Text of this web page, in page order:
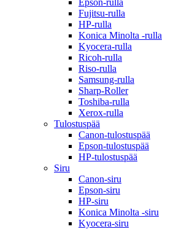
Epson-rulla
Fujitsu-rulla
HP-rulla
Konica Minolta -rulla
Kyocera-rulla
Ricoh-rulla
Riso-rulla
Samsung-rulla
Sharp-Roller
Toshiba-rulla
Xerox-rulla
Tulostuspää
Canon-tulostuspää
Epson-tulostuspää
HP-tulostuspää
Siru
Canon-siru
Epson-siru
HP-siru
Konica Minolta -siru
Kyocera-siru